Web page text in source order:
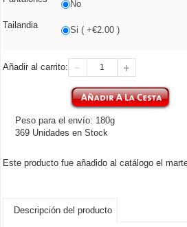
No
Tailandia Si ( +€2.00 )
Añadir al carrito:
Peso para el envío: 180g
369 Unidades en Stock
Este producto fue añadido al catálogo el
Descripción del producto